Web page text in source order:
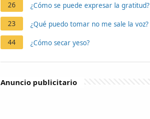
26 ¿Cómo se puede expresar la gratitud?
23 ¿Qué puedo tomar no me sale la voz?
44 ¿Cómo secar yeso?
Anuncio publicitario